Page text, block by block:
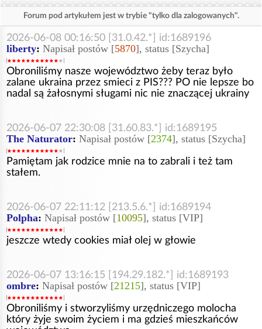
Forum pod artykułem jest w trybie "tylko dla zalogowanych".
2026-06-08 00:16:50 [31.0.42.*] id:1689196
liberty: Napisał postów [5870], status [Szycha]
Obroniliśmy nasze województwo żeby teraz było
zalane ukraina przez smieci z PIS??? PO nie lepsze bo
nadal są żałosnymi sługami nic nie znaczącej ukrainy
2026-06-07 22:30:08 [31.60.83.*] id:1689195
The Naturator: Napisał postów [2374], status [Szycha]
Pamiętam jak rodzice mnie na to zabrali i też tam
stałem.
2026-06-07 22:11:12 [213.5.6.*] id:1689194
Polpha: Napisał postów [10095], status [VIP]
jeszcze wtedy cookies miał olej w głowie
2026-06-07 13:16:15 [194.29.182.*] id:1689193
ombre: Napisał postów [21215], status [VIP]
Obroniliśmy i stworzyliśmy urzędniczego molocha
który żyje swoim życiem i ma gdzieś mieszkańców